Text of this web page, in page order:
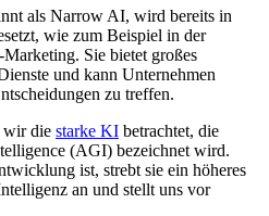
als Narrow AI, wird bereits in
wie zum Beispiel in der
Sie bietet großes
und kann Unternehmen
zu treffen.
wir die starke KI betrachtet, die
(AGI) bezeichnet wird.
ist, strebt sie ein höheres
an und stellt uns vor